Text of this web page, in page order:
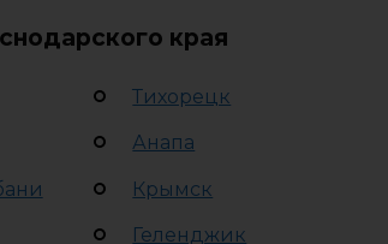
края
Тихорецк
Анапа
Крымск
Геленджик